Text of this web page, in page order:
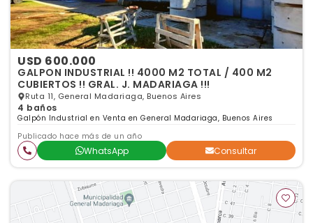
USD 600.000
GALPON INDUSTRIAL !! 4000 M2 TOTAL / 400 M2
CUBIERTOS !! GRAL. J. MADARIAGA !!!
Ruta 11, General Madariaga, Buenos Aires
4 baños
Galpón Industrial en Venta en General Madariaga, Buenos Aires
Publicado hace más de un año
WhatsApp Consultar